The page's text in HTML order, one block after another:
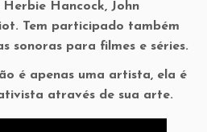
Hancock, John
Tem participado também
sonoras para filmes e séries.
é apenas uma artista, ela é
através de sua arte.